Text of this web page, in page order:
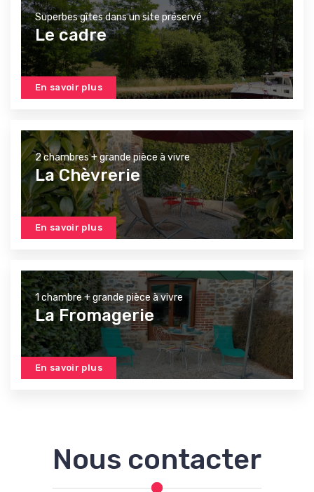
Superbes gîtes dans un site préservé
Le cadre
En savoir plus
2 chambres + grande pièce à vivre
La Chèvrerie
En savoir plus
1 chambre + grande pièce à vivre
La Fromagerie
En savoir plus
Nous contacter